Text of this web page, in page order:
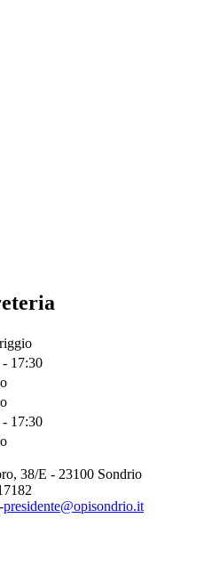
- 17:30
- 17:30
38/E - 23100 Sondrio
-presidente@opisondrio.it